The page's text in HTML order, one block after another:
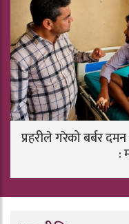
प्रहरीले गरेको बर्बर
: